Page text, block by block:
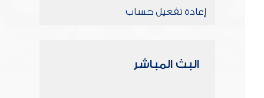
إعادة تفعيل حساب
البث المباشر